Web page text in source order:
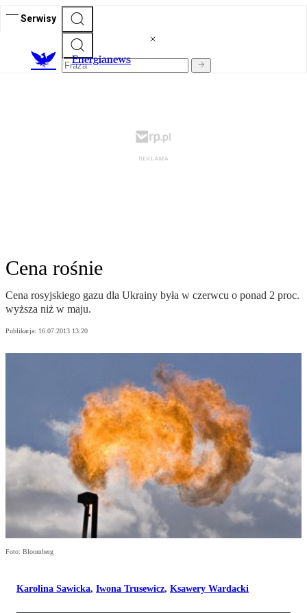
Serwisy
Energianews
Cena rośnie
Cena rosyjskiego gazu dla Ukrainy była w czerwcu o ponad 2 proc.
wyższa niż w maju.
Publikacja: 16.07.2013 13:20
Foto: Bloomberg
Karolina Sawicka, Iwona Trusewicz, Ksawery Wardacki